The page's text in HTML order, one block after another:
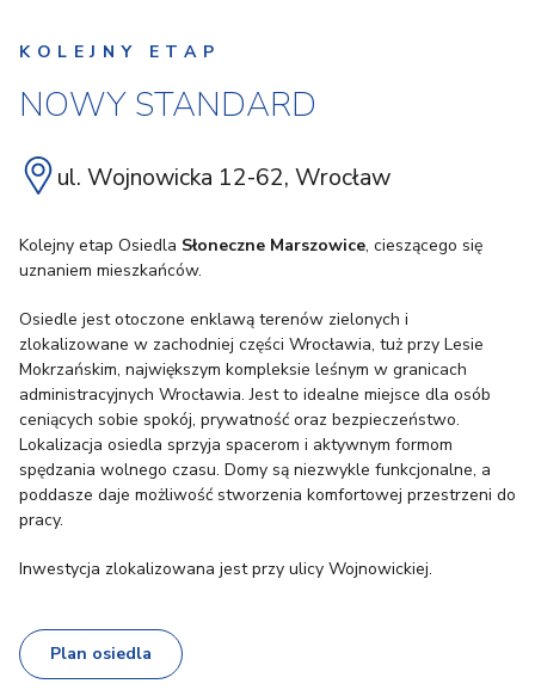
KOLEJNY ETAP
NOWY STANDARD
ul. Wojnowicka 12-62, Wrocław
Kolejny etap Osiedla Słoneczne Marszowice, cieszącego się
uznaniem mieszkańców.
Osiedle jest otoczone enklawą terenów zielonych i
zlokalizowane w zachodniej części Wrocławia, tuż przy Lesie
Mokrzańskim, największym kompleksie leśnym w granicach
administracyjnych Wrocławia. Jest to idealne miejsce dla osób
ceniących sobie spokój, prywatność oraz bezpieczeństwo.
Lokalizacja osiedla sprzyja spacerom i aktywnym formom
spędzania wolnego czasu. Domy są niezwykle funkcjonalne, a
poddasze daje możliwość stworzenia komfortowej przestrzeni do
pracy.
Inwestycja zlokalizowana jest przy ulicy Wojnowickiej.
Plan osiedla